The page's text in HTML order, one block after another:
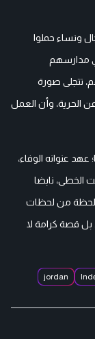
ونساء حملوا
مدارسهم
تتجلى صورة
الحرية، وأن العمل
عنوانه الوفاء،
الخطى، نابضا
لحظة من لحظات
بل قصة كرامة لا
jordan